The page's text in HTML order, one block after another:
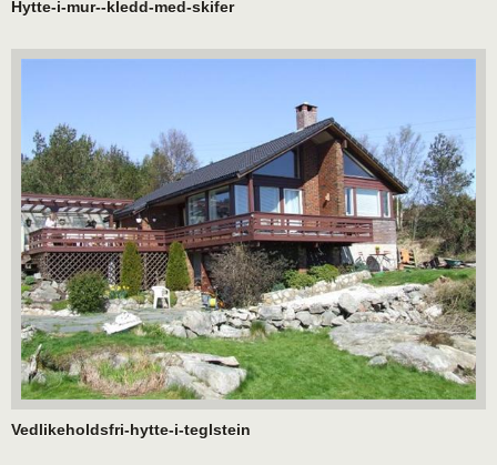
Hytte-i-mur--kledd-med-skifer
Vedlikeholdsfri-hytte-i-teglstein